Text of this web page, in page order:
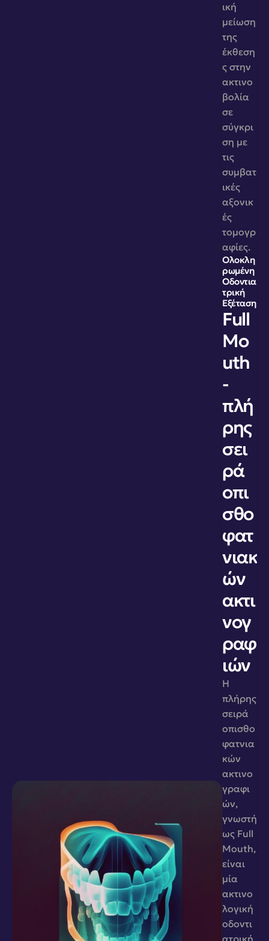
ική
μείωση
της
έκθεση
ς στην
ακτινο
βολία
σε
σύγκρι
ση με
τις
συμβατ
ικές
αξονικ
ές
τομογρ
αφίες.
Ολοκλη
ρωμένη
Οδοντια
τρική
Εξέταση
Full
Mo
uth
-
πλή
ρης
σει
ρά
οπι
σθο
φατ
νιακ
ών
ακτι
νογ
ραφ
ιών
Η
πλήρης
σειρά
οπισθο
φατνια
κών
ακτινο
γραφι
ών,
γνωστή
ως Full
Mouth,
είναι
μία
ακτινο
λογική
οδοντι
ατρική